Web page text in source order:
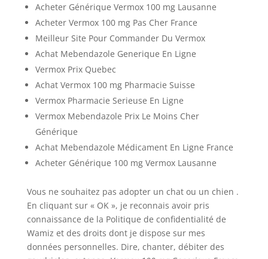
Acheter Générique Vermox 100 mg Lausanne
Acheter Vermox 100 mg Pas Cher France
Meilleur Site Pour Commander Du Vermox
Achat Mebendazole Generique En Ligne
Vermox Prix Quebec
Achat Vermox 100 mg Pharmacie Suisse
Vermox Pharmacie Serieuse En Ligne
Vermox Mebendazole Prix Le Moins Cher
Générique
Achat Mebendazole Médicament En Ligne France
Acheter Générique 100 mg Vermox Lausanne
Vous ne souhaitez pas adopter un chat ou un chien .
En cliquant sur « OK », je reconnais avoir pris
connaissance de la Politique de confidentialité de
Wamiz et des droits dont je dispose sur mes
données personnelles. Dire, chanter, débiter des